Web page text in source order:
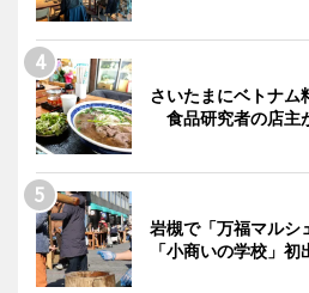
さいたまにベトナム
食品研究者の店主
岩槻で「万福マル
「小商いの学校」初